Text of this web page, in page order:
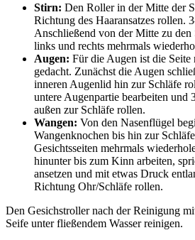
Stirn: Den Roller in der Mitte der
Richtung des Haaransatzes rollen.
Anschließend von der Mitte zu
links und rechts mehrmals
Augen: Für die Augen ist die
gedacht. Zunächst die Augen
inneren Augenlid hin zur Schläfe
untere Augenpartie bearbeiten und
außen zur Schläfe rollen.
Wangen: Von den Nasenflügel
Wangenknochen bis hin zur
Gesichtsseiten mehrmals
hinunter bis zum Kinn arbeiten,
ansetzen und mit etwas Druck
Richtung Ohr/Schläfe rollen.
Den Gesichstroller nach der Reinigung
Seife unter fließendem Wasser reinigen.